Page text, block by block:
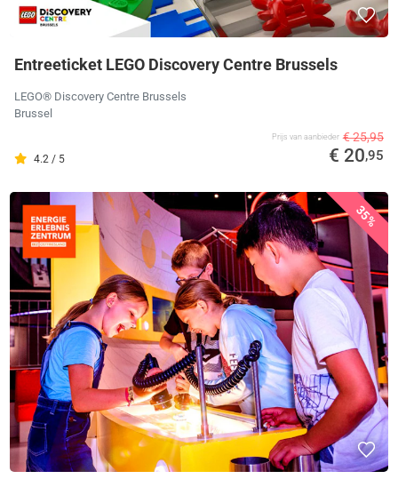
Entreeticket LEGO Discovery Centre Brussels
LEGO® Discovery Centre Brussels
Brussel
4.2 / 5
Prijs van aanbieder € 25,95
€ 20,95
35%